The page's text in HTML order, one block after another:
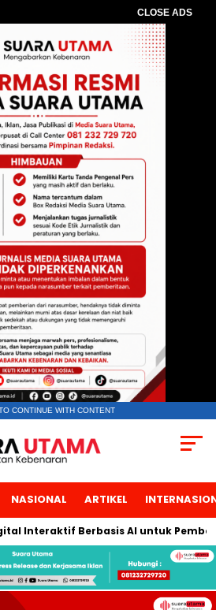
CLOSE ADS
CONTINUE WITH CONTENT
NASIONAL ARTIKEL
Interaktif Berbasis AI untuk